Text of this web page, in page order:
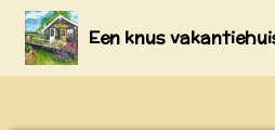
Ga
direct
Een knus